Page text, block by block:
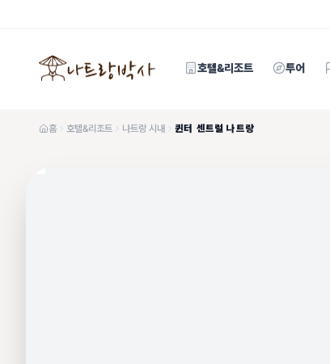
호텔&리조트 투어
홈 호텔&리조트 나트랑 시내 퀸터 센트럴 나트랑